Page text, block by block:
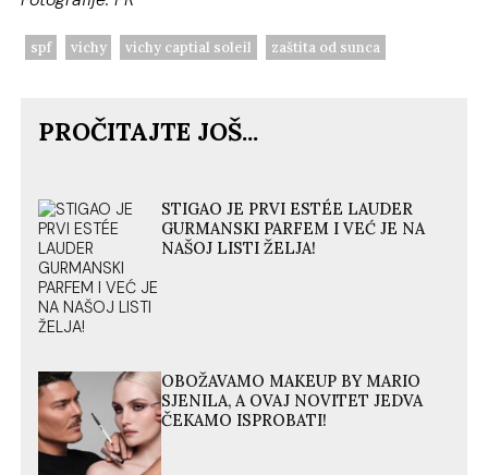
spf vichy vichy captial soleil zaštita od sunca
PROČITAJTE JOŠ...
STIGAO JE PRVI ESTÉE LAUDER
GURMANSKI PARFEM I VEĆ JE NA
NAŠOJ LISTI ŽELJA!
OBOŽAVAMO MAKEUP BY MARIO
SJENILA, A OVAJ NOVITET JEDVA
ČEKAMO ISPROBATI!